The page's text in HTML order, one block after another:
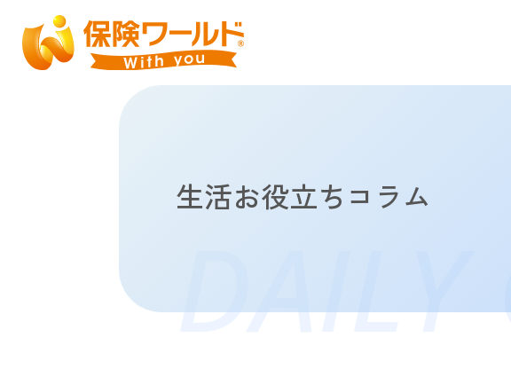
生活お役立ちコラム
DAILY